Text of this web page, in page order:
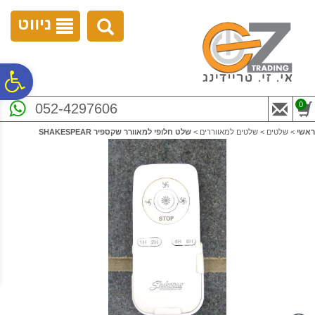
נגישות
ניווט
052-4297606 0
ראשי > שלטים > שלטים למאווררים > שלט חלופי למאוורר שקספיר SHAKESPEAR